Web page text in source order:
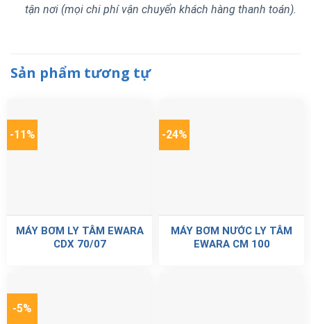
tận nơi (mọi chi phí vận chuyển khách hàng thanh toán).
Sản phẩm tương tự
-11%
MÁY BƠM LY TÂM EWARA
CDX 70/07
-24%
MÁY BƠM NƯỚC LY TÂM
EWARA CM 100
-5%